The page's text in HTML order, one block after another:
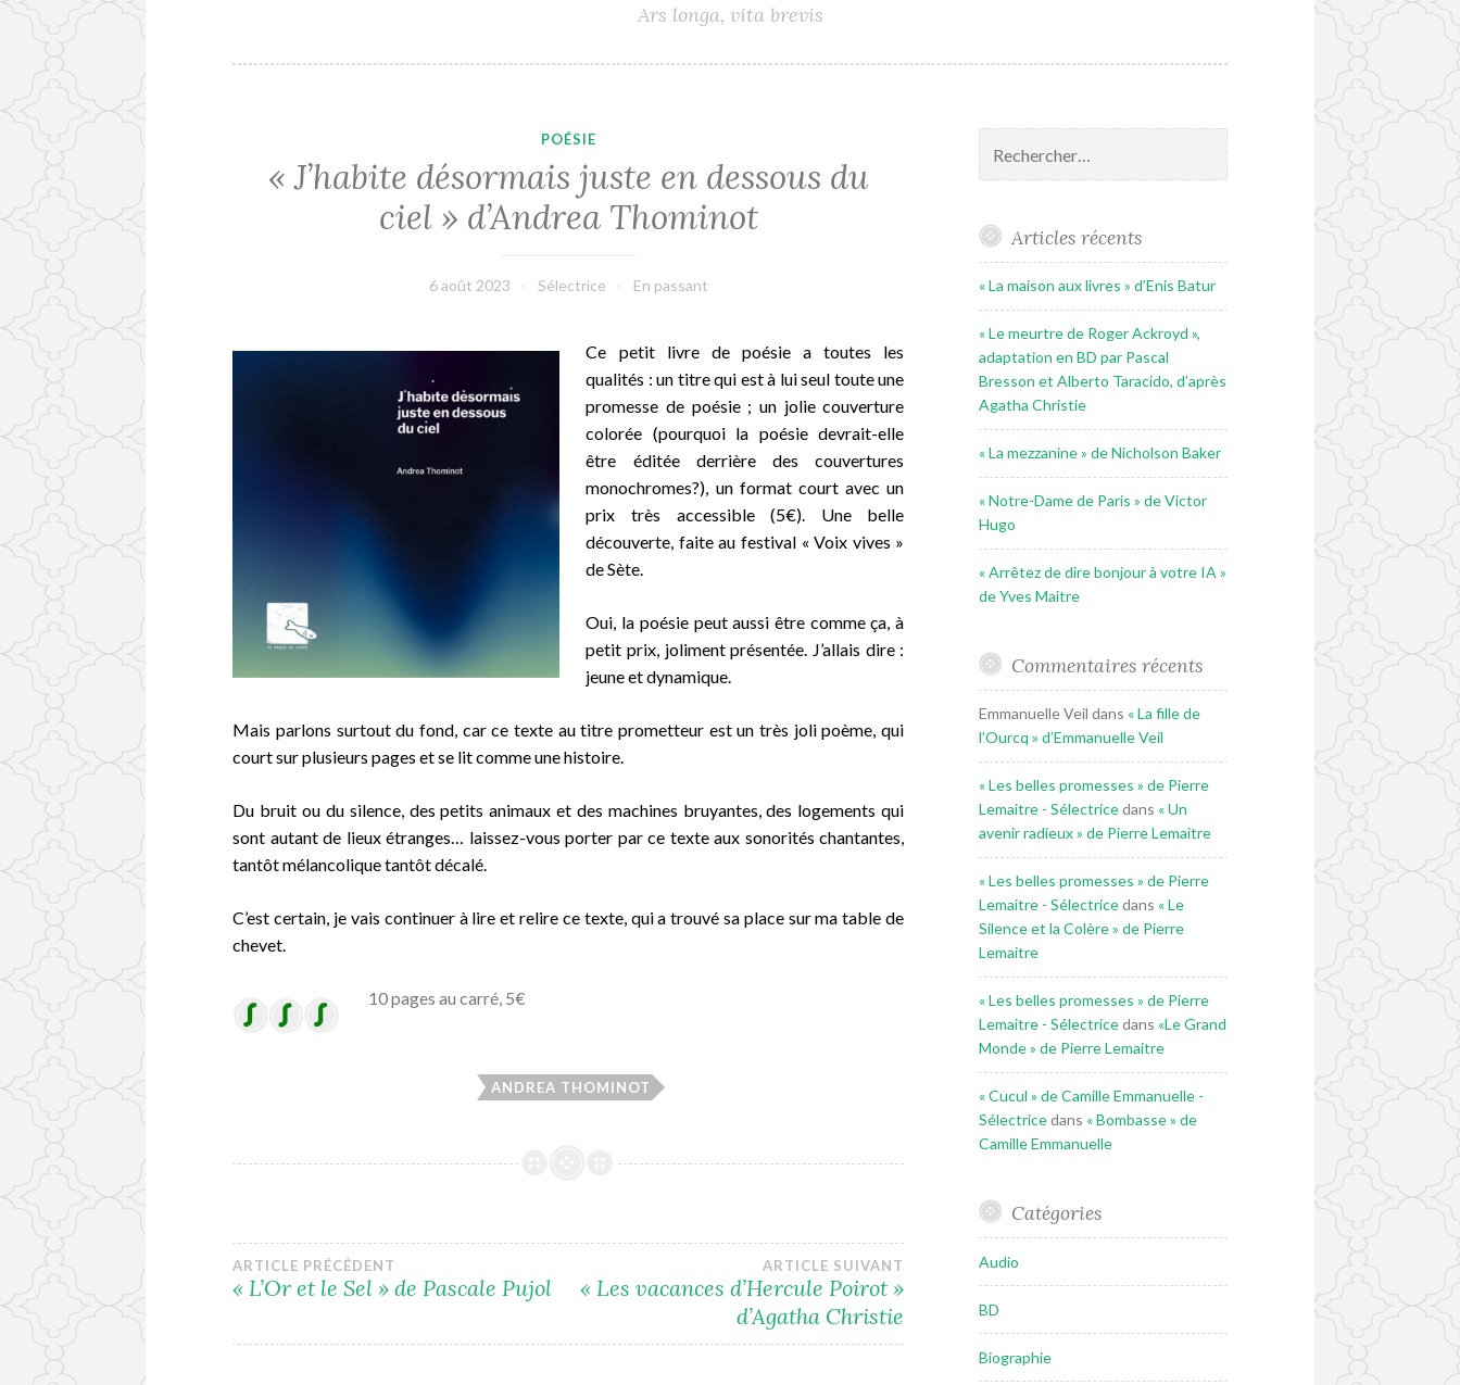
Ars longa, vita brevis
POÉSIE
« J’habite désormais juste en dessous du
ciel » d’Andrea Thominot
6 août 2023 Sélectrice En passant
Ce petit livre de poésie a toutes les
qualités : un titre qui est à lui seul toute une
promesse de poésie ; un jolie couverture
colorée (pourquoi la poésie devrait-elle
être éditée derrière des couvertures
monochromes?), un format court avec un
prix très accessible (5€). Une belle
découverte, faite au festival « Voix vives »
de Sète.
Oui, la poésie peut aussi être comme ça, à
petit prix, joliment présentée. J’allais dire :
jeune et dynamique.
Mais parlons surtout du fond, car ce texte au titre prometteur est un très joli poème, qui
court sur plusieurs pages et se lit comme une histoire.
Du bruit ou du silence, des petits animaux et des machines bruyantes, des logements qui
sont autant de lieux étranges… laissez-vous porter par ce texte aux sonorités chantantes,
tantôt mélancolique tantôt décalé.
C’est certain, je vais continuer à lire et relire ce texte, qui a trouvé sa place sur ma table de
chevet.
10 pages au carré, 5€
ANDREA THOMINOT
Navigation
de
ARTICLE PRÉCÉDENT
« L’Or et le Sel » de Pascale Pujol
ARTICLE SUIVANT
« Les vacances d’Hercule Poirot »
d’Agatha Christie
Articles récents
« La maison aux livres » d’Enis Batur
« Le meurtre de Roger Ackroyd »,
adaptation en BD par Pascal
Bresson et Alberto Taracido, d’après
Agatha Christie
« La mezzanine » de Nicholson Baker
« Notre-Dame de Paris » de Victor
Hugo
« Arrêtez de dire bonjour à votre IA »
de Yves Maitre
Commentaires récents
Emmanuelle Veil dans « La fille de
l’Ourcq » d’Emmanuelle Veil
« Les belles promesses » de Pierre
Lemaitre - Sélectricedans « Un
avenir radieux » de Pierre Lemaitre
« Les belles promesses » de Pierre
Lemaitre - Sélectricedans « Le
Silence et la Colère » de Pierre
Lemaitre
« Les belles promesses » de Pierre
Lemaitre - Sélectricedans «Le Grand
Monde » de Pierre Lemaitre
« Cucul » de Camille Emmanuelle -
Sélectricedans « Bombasse » de
Camille Emmanuelle
Catégories
Audio
BD
Biographie